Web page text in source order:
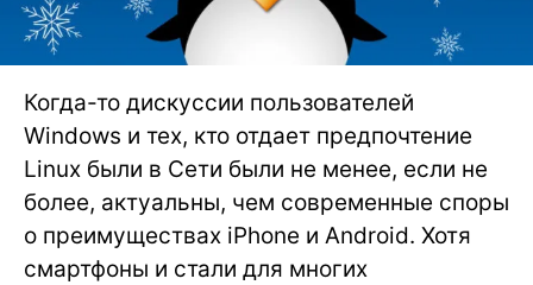
Когда-то дискуссии пользователей
Windows и тех, кто отдает предпочтение
Linux были в Сети были не менее, если не
более, актуальны, чем современные споры
о преимуществах iPhone и Android. Хотя
смартфоны и стали для многих